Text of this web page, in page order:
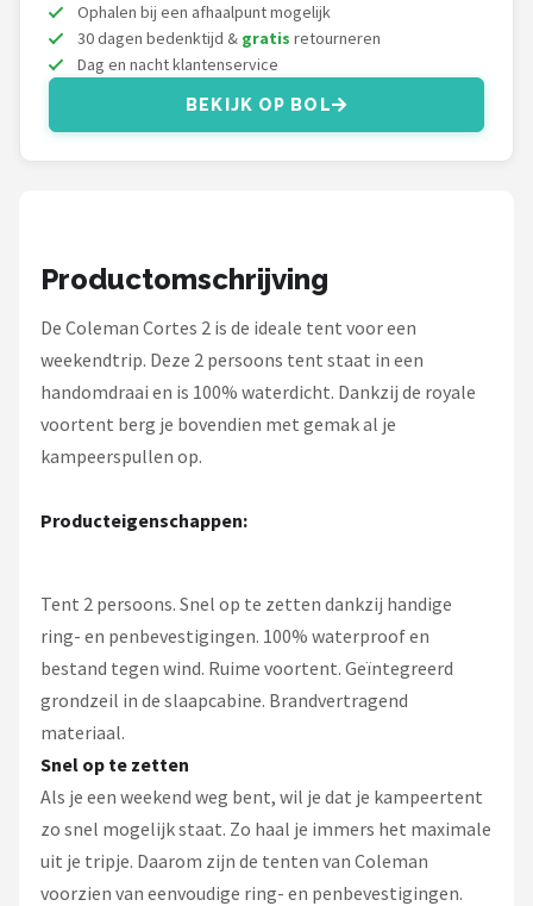
Camp
LifeGoods
Gimeg
Campingaz
Alle merken →
Ophalen bij een afhaalpunt mogelijk
30 dagen bedenktijd & gratis retourneren
Dag en nacht klantenservice
BEKIJK OP BOL
Productomschrijving
De Coleman Cortes 2 is de ideale tent voor een
weekendtrip. Deze 2 persoons tent staat in een
handomdraai en is 100% waterdicht. Dankzij de royale
voortent berg je bovendien met gemak al je
kampeerspullen op.
Producteigenschappen:
Tent 2 persoons. Snel op te zetten dankzij handige
ring- en penbevestigingen. 100% waterproof en
bestand tegen wind. Ruime voortent. Geïntegreerd
grondzeil in de slaapcabine. Brandvertragend
materiaal.
Snel op te zetten
Als je een weekend weg bent, wil je dat je kampeertent
zo snel mogelijk staat. Zo haal je immers het maximale
uit je tripje. Daarom zijn de tenten van Coleman
voorzien van eenvoudige ring- en penbevestigingen.